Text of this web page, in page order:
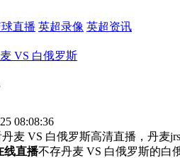
直播 英超录像 英超资讯
VS 白俄罗斯
08:08:36
麦 VS 白俄罗斯高清直播，丹麦
线直播不存丹麦 VS 白俄罗斯的白